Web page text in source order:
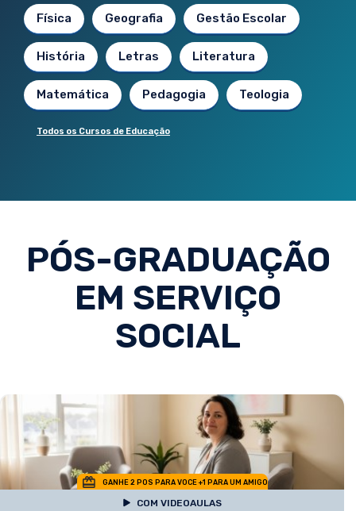
Física Geografia Gestão Escolar
História Letras Literatura
Matemática Pedagogia Teologia
Todos os Cursos de Educação
PÓS-GRADUAÇÃO
EM SERVIÇO
SOCIAL
GANHE 2 POS PARA VOCE +1 PARA UM AMIGO
COM VIDEOAULAS